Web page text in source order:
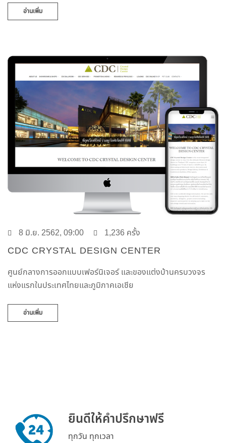
อ่านเพิ่ม
8 มิ.ย. 2562, 09:00 1,236 ครั้ง
CDC CRYSTAL DESIGN CENTER
ศูนย์กลางการออกแบบเฟอร์นิเจอร์ และของแต่งบ้านครบวงจร
แห่งแรกในประเทศไทยและภูมิภาคเอเชีย
อ่านเพิ่ม
ยินดีให้คำปรึกษาฟรี
ทุกวัน ทุกเวลา